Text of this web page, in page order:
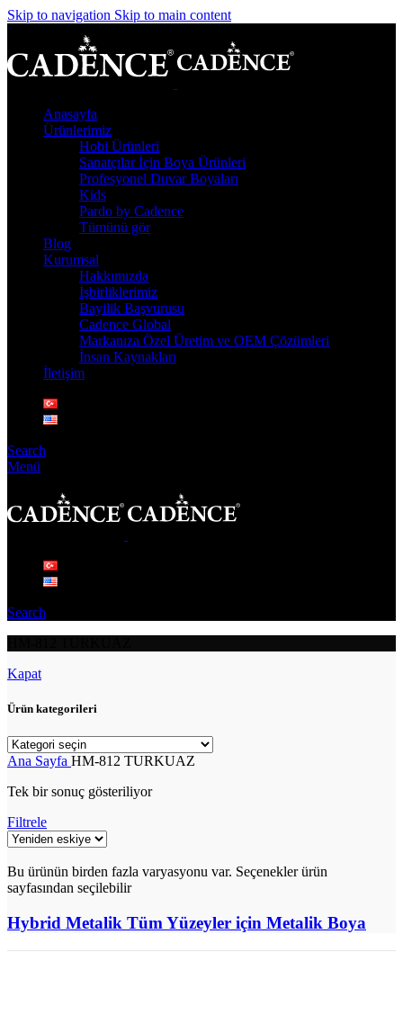
Skip to navigation Skip to main content
Anasayfa
Ürünlerimiz
Hobi Ürünleri
Sanatçılar İçin Boya Ürünleri
Profesyonel Duvar Boyaları
Kids
Pardo by Cadence
Tümünü gör
Blog
Kurumsal
Hakkımızda
İşbirliklerimiz
Bayilik Başvurusu
Cadence Global
Markanıza Özel Üretim ve OEM Çözümleri
İnsan Kaynakları
İletişim
Search
Menü
Search
Kapat
Ürün kategorileri
Ana Sayfa HM-812 TURKUAZ
Tek bir sonuç gösteriliyor
Filtrele
Bu ürünün birden fazla varyasyonu var. Seçenekler ürün
sayfasından seçilebilir
Hybrid Metalik Tüm Yüzeyler için Metalik Boya